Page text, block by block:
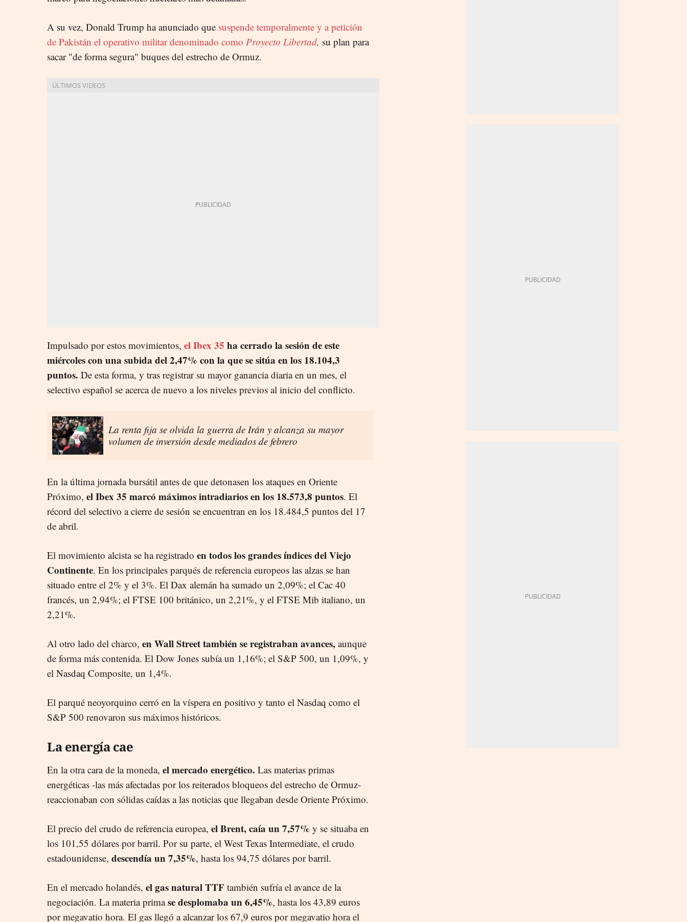
A su vez, Donald Trump ha anunciado que suspende temporalmente y a petición
de Pakistán el operativo militar denominado como Proyecto Libertad, su plan para
sacar "de forma segura" buques del estrecho de Ormuz.
Impulsado por estos movimientos, el Ibex 35 ha cerrado la sesión de este
miércoles con una subida del 2,47% con la que se sitúa en los 18.104,3
puntos. De esta forma, y tras registrar su mayor ganancia diaria en un mes, el
selectivo español se acerca de nuevo a los niveles previos al inicio del conflicto.
La renta fija se olvida la guerra de Irán y alcanza su mayor
volumen de inversión desde mediados de febrero
En la última jornada bursátil antes de que detonasen los ataques en Oriente
Próximo, el Ibex 35 marcó máximos intradiarios en los 18.573,8 puntos. El
récord del selectivo a cierre de sesión se encuentran en los 18.484,5 puntos del 17
de abril.
El movimiento alcista se ha registrado en todos los grandes índices del Viejo
Continente. En los principales parqués de referencia europeos las alzas se han
situado entre el 2% y el 3%. El Dax alemán ha sumado un 2,09%; el Cac 40
francés, un 2,94%; el FTSE 100 británico, un 2,21%, y el FTSE Mib italiano, un
2,21%.
Al otro lado del charco, en Wall Street también se registraban avances, aunque
de forma más contenida. El Dow Jones subía un 1,16%; el S&P 500, un 1,09%, y
el Nasdaq Composite, un 1,4%.
El parqué neoyorquino cerró en la víspera en positivo y tanto el Nasdaq como el
S&P 500 renovaron sus máximos históricos.
La energía cae
En la otra cara de la moneda, el mercado energético. Las materias primas
energéticas -las más afectadas por los reiterados bloqueos del estrecho de Ormuz-
reaccionaban con sólidas caídas a las noticias que llegaban desde Oriente Próximo.
El precio del crudo de referencia europea, el Brent, caía un 7,57% y se situaba en
los 101,55 dólares por barril. Por su parte, el West Texas Intermediate, el crudo
estadounidense, descendía un 7,35%, hasta los 94,75 dólares por barril.
En el mercado holandés, el gas natural TTF también sufría el avance de la
negociación. La materia primase desplomaba un 6,45%, hasta los 43,89 euros
por megavatio hora. El gas llegó a alcanzar los 67,9 euros por megavatio hora el